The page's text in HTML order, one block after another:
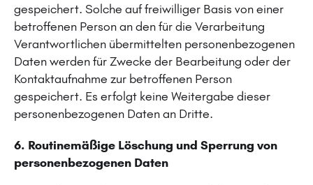
gespeichert. Solche auf freiwilliger Basis von einer
betroffenen Person an den für die Verarbeitung
Verantwortlichen übermittelten personenbezogenen
Daten werden für Zwecke der Bearbeitung oder der
Kontaktaufnahme zur betroffenen Person
gespeichert. Es erfolgt keine Weitergabe dieser
personenbezogenen Daten an Dritte.
6. Routinemäßige Löschung und Sperrung von
personenbezogenen Daten